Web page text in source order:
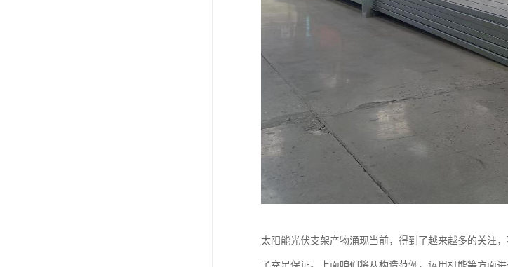
太阳能光伏支架产物涌现当前，得到了越来越多的关注